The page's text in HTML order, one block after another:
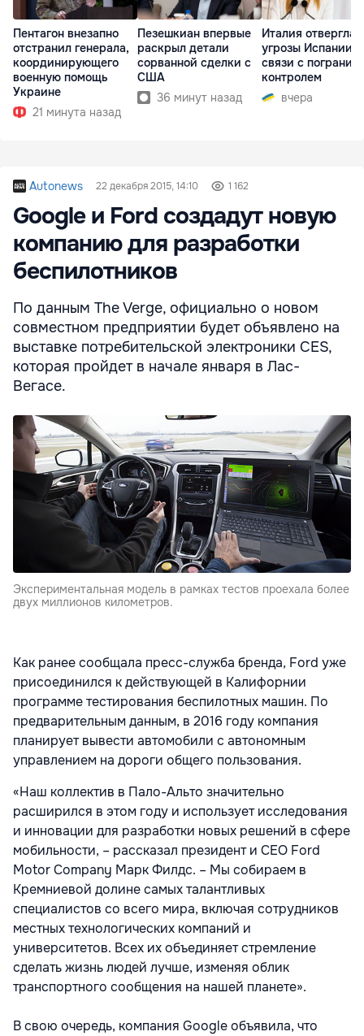
Пентагон внезапно
отстранил генерала,
координирующего
военную помощь
Украине
21 минута назад
Пезешкиан впервые
раскрыл детали
сорванной сделки с
США
36 минут назад
Италия отвергла
угрозы Испании в
связи с
контролем
вчера
Autonews 22 декабря 2015, 14:10 1 162
Google и Ford создадут новую
компанию для разработки
беспилотников
По данным The Verge, официально о новом
совместном предприятии будет объявлено на
выставке потребительской электроники CES,
которая пройдет в начале января в Лас-
Вегасе.
Экспериментальная модель в рамках тестов проехала более
двух миллионов километров.
Как ранее сообщала пресс-служба бренда, Ford уже
присоединился к действующей в Калифорнии
программе тестирования беспилотных машин. По
предварительным данным, в 2016 году компания
планирует вывести автомобили с автономным
управлением на дороги общего пользования.
«Наш коллектив в Пало-Альто значительно
расширился в этом году и использует исследования
и инновации для разработки новых решений в сфере
мобильности, – рассказал президент и CEO Ford
Motor Company Марк Филдс. – Мы собираем в
Кремниевой долине самых талантливых
специалистов со всего мира, включая сотрудников
местных технологических компаний и
университетов. Всех их объединяет стремление
сделать жизнь людей лучше, изменяя облик
транспортного сообщения на нашей планете».
В свою очередь, компания Google объявила, что